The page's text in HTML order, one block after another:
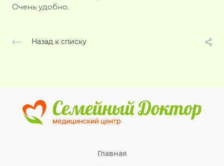
Очень удобно.
Назад к списку
Главная